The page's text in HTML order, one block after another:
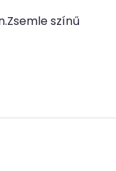
színű